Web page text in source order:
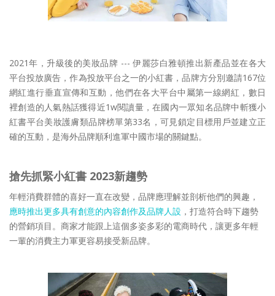
2021年，升級後的美妝品牌 --- 伊麗莎白雅頓推出新產品並在各大
平台投放廣告，作為投放平台之一的小紅書，品牌方分別邀請167位
網紅進行垂直宣傳和互動，他們在各大平台中屬第一線網紅，數日
裡創造的人氣熱話獲得近1w閱讀量，在國內一眾知名品牌中斬獲小
紅書平台美妝護膚類品牌榜單第33名，可見鎖定目標用戶並建立正
確的互動，是海外品牌順利進軍中國市場的關鍵點。
搶先抓緊小紅書 2023新趨勢
年輕消費群體的喜好一直在改變，品牌應理解並剖析他們的興趣，
應時推出更多具有創意的內容創作及品牌人設 ，打造符合時下趨勢
的營銷項目。商家才能跟上這個多姿多彩的電商時代，讓更多年輕
一輩的消費主力軍更容易接受新品牌。